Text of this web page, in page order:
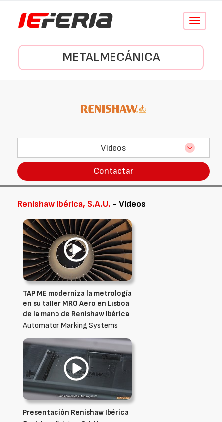
Conmutar
METALMECÁNICA
Vídeos
Contactar
Renishaw Ibérica, S.A.U. - Vídeos
TAP ME moderniza la metrología
en su taller MRO Aero en Lisboa
de la mano de Renishaw Ibérica
Automator Marking Systems
Presentación Renishaw Ibérica